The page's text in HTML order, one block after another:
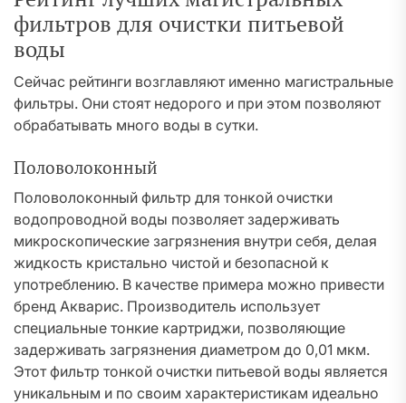
фильтров для очистки питьевой
воды
Сейчас рейтинги возглавляют именно магистральные
фильтры. Они стоят недорого и при этом позволяют
обрабатывать много воды в сутки.
Половолоконный
Половолоконный фильтр для тонкой очистки
водопроводной воды позволяет задерживать
микроскопические загрязнения внутри себя, делая
жидкость кристально чистой и безопасной к
употреблению. В качестве примера можно привести
бренд Акварис. Производитель использует
специальные тонкие картриджи, позволяющие
задерживать загрязнения диаметром до 0,01 мкм.
Этот фильтр тонкой очистки питьевой воды является
уникальным и по своим характеристикам идеально